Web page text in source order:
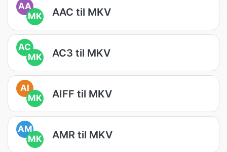
AA
MK
AAC til MKV
AC
MK
AC3 til MKV
AI
MK
AIFF til MKV
AM
MK
AMR til MKV